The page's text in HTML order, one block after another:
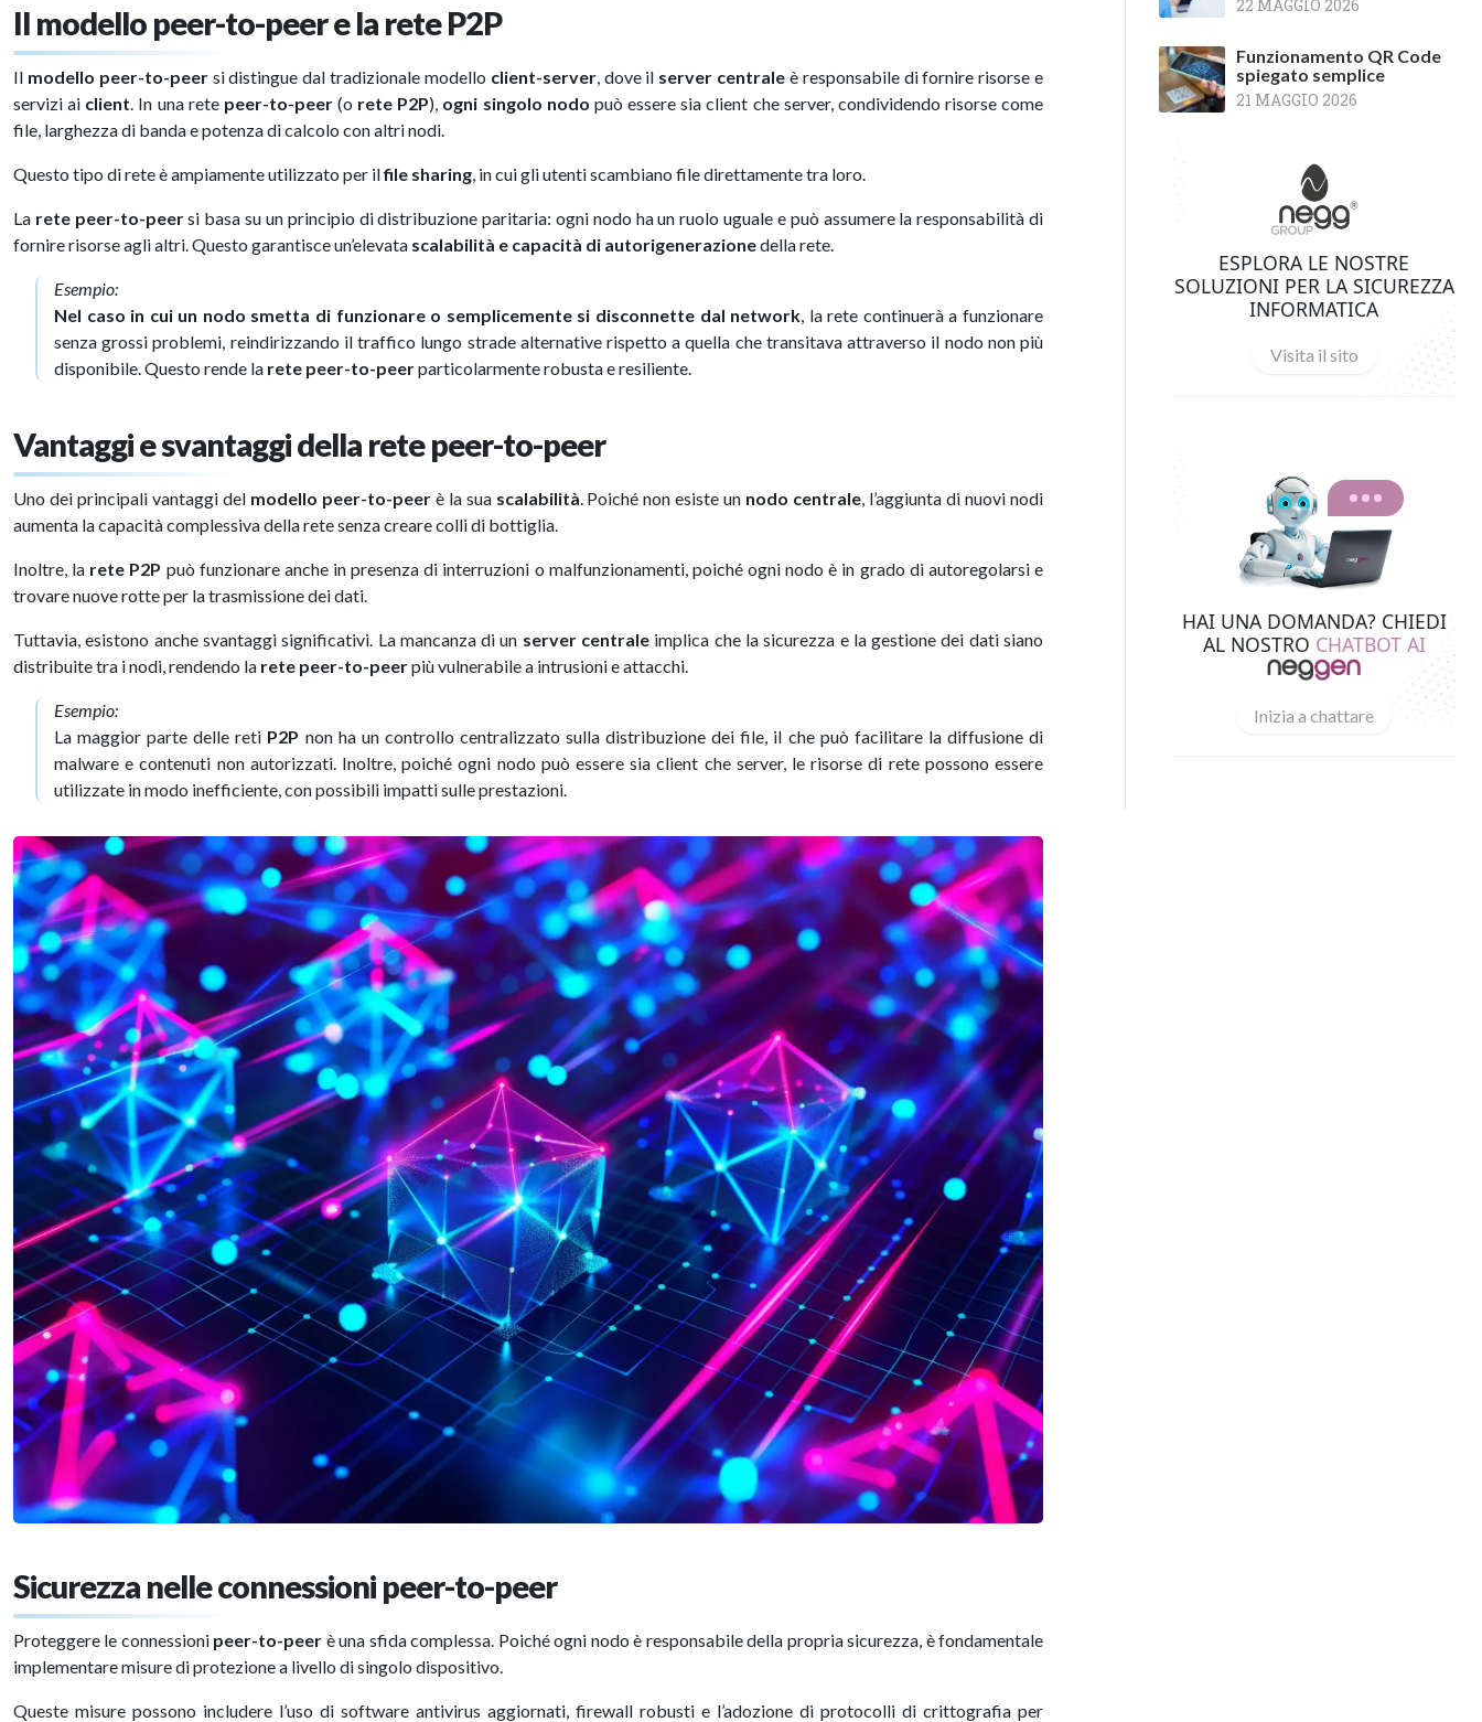
Il modello peer-to-peer e la rete P2P
Il modello peer-to-peersi distingue dal tradizionale modello client-server, dove il server centrale è responsabile di fornire risorse e
servizi ai client. In una rete peer-to-peer(o rete P2P), ogni singolo nodo può essere sia client che server, condividendo risorse come
file, larghezza di banda e potenza di calcolo con altri nodi.
Questo tipo di rete è ampiamente utilizzato per ilfile sharing, in cui gli utenti scambiano file direttamente tra loro.
La rete peer-to-peersi basa su un principio di distribuzione paritaria: ogni nodo ha un ruolo uguale e può assumere la responsabilità di
fornire risorse agli altri. Questo garantisce un’elevata scalabilità e capacità di autorigenerazionedella rete.
Esempio:
Nel caso in cui un nodo smetta di funzionare o semplicemente si disconnette dal network, la rete continuerà a funzionare
senza grossi problemi, reindirizzando il traffico lungo strade alternative rispetto a quella che transitava attraverso il nodo non più
disponibile. Questo rende la rete peer-to-peerparticolarmente robusta e resiliente.
Vantaggi e svantaggi della rete peer-to-peer
Uno dei principali vantaggi del modello peer-to-peerè la sua scalabilità. Poiché non esiste un nodo centrale, l’aggiunta di nuovi nodi
aumenta la capacità complessiva della rete senza creare colli di bottiglia.
Inoltre, la rete P2P può funzionare anche in presenza di interruzioni o malfunzionamenti, poiché ogni nodo è in grado di autoregolarsi e
trovare nuove rotte per la trasmissione dei dati.
Tuttavia, esistono anche svantaggi significativi. La mancanza di un server centrale implica che la sicurezza e la gestione dei dati siano
distribuite tra i nodi, rendendo la rete peer-to-peerpiù vulnerabile a intrusioni e attacchi.
Esempio:
La maggior parte delle reti P2P non ha un controllo centralizzato sulla distribuzione dei file, il che può facilitare la diffusione di
malware e contenuti non autorizzati. Inoltre, poiché ogni nodo può essere sia client che server, le risorse di rete possono essere
utilizzate in modo inefficiente, con possibili impatti sulle prestazioni.
Sicurezza nelle connessioni peer-to-peer
Proteggere le connessioni peer-to-peer è una sfida complessa. Poiché ogni nodo è responsabile della propria sicurezza, è fondamentale
implementare misure di protezione a livello di singolo dispositivo.
Queste misure possono includere l’uso di software antivirus aggiornati, firewall robusti e l’adozione di protocolli di crittografia per
22 MAGGIO 2026
Funzionamento QR Code
spiegato semplice
21 MAGGIO 2026
ESPLORA LE NOSTRE
SOLUZIONI PER LA SICUREZZA
INFORMATICA
Visita il sito
HAI UNA DOMANDA? CHIEDI
AL NOSTRO CHATBOT AI
Inizia a chattare